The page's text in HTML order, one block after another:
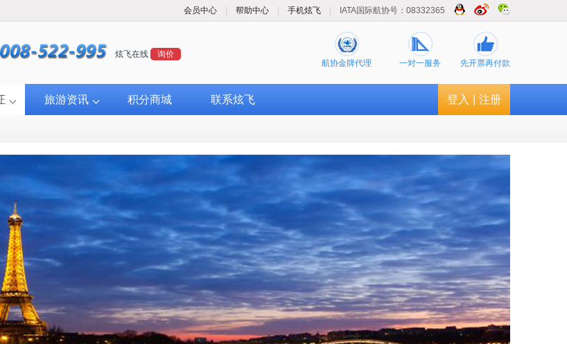
会员中心 帮助中心 手机炫飞 IATA国际航协号：08332365
航协金牌代理 一对一服务 先开票再付款
炫飞在线 询价
旅游资讯 积分商城 联系炫飞 登入 注册